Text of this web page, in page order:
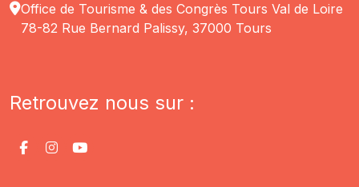
Office de Tourisme & des Congrès Tours Val de Loire
78-82 Rue Bernard Palissy, 37000 Tours
Retrouvez nous sur :